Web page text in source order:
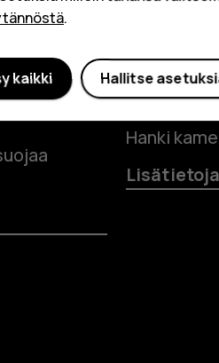
Syaani
Pink
SininenFusion
Hanki
Lisätietoja
.
Hallitse
kaikki